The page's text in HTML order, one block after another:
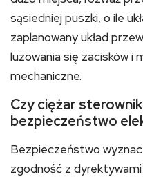
sąsiedniej puszki, o ile
zaplanowany układ
luzowania się zacisków i
mechaniczne.
Czy ciężar
bezpieczeństwo
Bezpieczeństwo
zgodność z